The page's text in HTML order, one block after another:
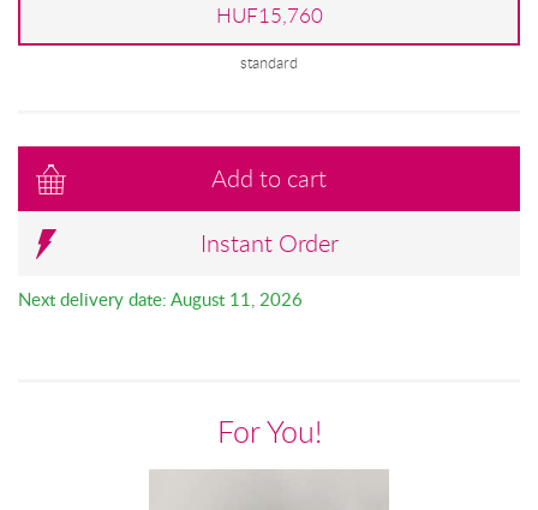
HUF15,760
standard
Add to cart
Instant Order
Next delivery date: August 11, 2026
For You!